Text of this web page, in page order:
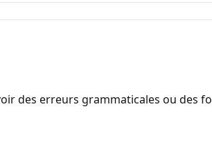
des erreurs grammaticales ou des